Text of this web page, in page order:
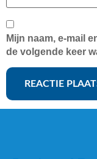
Mijn naam, e-mail
de volgende keer